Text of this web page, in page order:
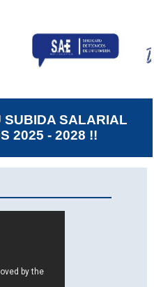
SUBIDA SALARIAL
2025 - 2028 !!